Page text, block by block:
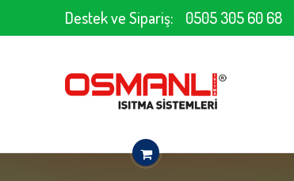
Destek ve Sipariş: 0505 305 60 68